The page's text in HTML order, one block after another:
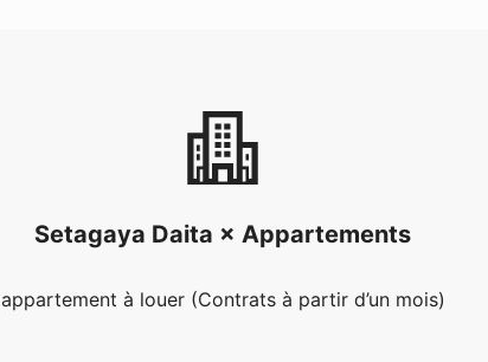
Setagaya Daita × Appartements
appartement à louer (Contrats à partir d’un mois)